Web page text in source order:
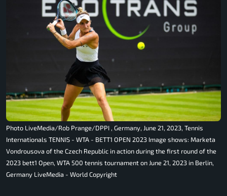
Photo LiveMedia/Rob Prange/DPPI , Germany, June 21, 2023, Tennis
Internationals TENNIS - WTA - BETT1 OPEN 2023 Image shows: Marketa
Vondrousova of the Czech Republic in action during the first round of the
2023 bett1 Open, WTA 500 tennis tournament on June 21, 2023 in Berlin,
Germany LiveMedia - World Copyright